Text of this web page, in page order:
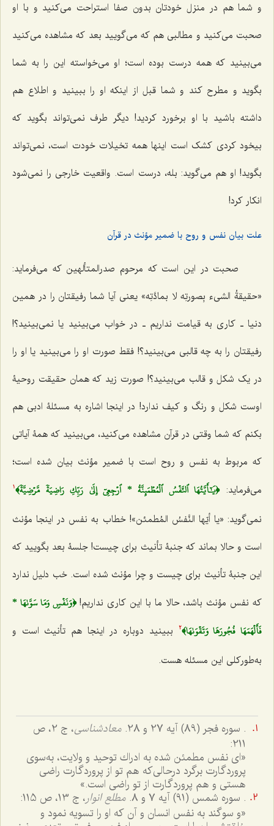
و شما هم در منزل خودتان بدون صفا استراحت مى‌کنید و با او
صحبت مى‌کنید و مطالبى هم که مى‌گویید بعد که مشاهده مى‌کنید
می‌بینید که همه درست بوده است؛ او مى‌خواسته این را به شما
بگوید و مطرح کند و شما قبل از اینکه او را ببینید و اطلاع هم
داشته باشید با او برخورد کردید! دیگر طرف نمى‌تواند بگوید که
بیخود کردى کشک است اینها همه تخیلات خودت است، نمى‌تواند
بگوید! او هم‌ مى‌گوید: بله، درست است. واقعیت خارجی را نمى‌شود
انکار کرد!
علت بیان نفس و روح با ضمیر مؤنث در قرآن
صحبت در این است که مرحوم صدرالمتألهین که مى‌فرماید:
«حقیقةُ الشىء بِصورتِه لا بمادَّتِه» یعنى آیا شما رفیقتان را در همین
دنیا ـ کارى به قیامت نداریم ـ در خواب مى‌بینید یا نمى‌بینید؟!
رفیقتان را به چه قالبى مى‌بینید؟! فقط صورت او را مى‌بینید یا او را
در یک شکل و قالب مى‌بینید؟! صورت زید که همان حقیقت روحیۀ
اوست شکل و رنگ و کیف ندارد! در اینجا اشاره به مسئلۀ ادبى هم
بکنم که شما وقتى در قرآن مشاهده مى‌کنید، مى‌بینید که همۀ آیاتى
که مربوط به نفس و روح است با ضمیر مؤنث بیان شده است؛
می‌فرماید:﴿يَٰٓأَيَّتُهَا ٱلنَّفۡسُ ٱلۡمُطۡمَئِنَّةُ * ٱرۡجِعِيٓ إِلَىٰ رَبِّكِ رَاضِيَةٗ مَّرۡضِيَّةٗ﴾1
نمى‌گوید: «یا أیّها النَّفسُ المُطمئن»! خطاب به نفس در اینجا مؤنث
است و حالا بماند که جنبۀ تأنیث براى چیست! جلسۀ بعد بگویید که
این جنبۀ تأنیث برای چیست و چرا مؤنث شده است. خب دلیل ندارد
که نفس مؤنث باشد، حالا ما با این کارى نداریم!﴿وَنَفۡسٖ وَمَا سَوَّىٰهَا *
فَأَلۡهَمَهَا فُجُورَهَا وَتَقۡوَىٰهَا﴾2
ببینید دوباره در اینجا هم تأنیث است و
به‌طورکلى این مسئله هست.
. سوره فجر (89) آیه 27 و 28. معادشناسی
، ج 2، ص
211:
«اى نفس مطمئن شده به ادراك توحید و ولایت، به‌سوى
پروردگارت برگرد درحالى‌كه هم تو از پروردگارت راضى
هستى و هم پروردگارت از تو راضى است‌.»
. سوره شمس (91) آیه 7 و 8.
مطلع انوار، ج 13، ص 115:
«و سوگند به نفس انسان و آن كه او را تسویه نمود و